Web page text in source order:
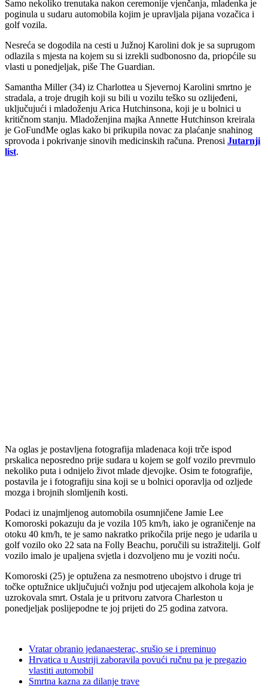
Samo nekoliko trenutaka nakon ceremonije vjenčanja, mladenka je
poginula u sudaru automobila kojim je upravljala pijana vozačica i
golf vozila.
Nesreća se dogodila na cesti u Južnoj Karolini dok je sa suprugom
odlazila s mjesta na kojem su si izrekli sudbonosno da, priopćile su
vlasti u ponedjeljak, piše The Guardian.
Samantha Miller (34) iz Charlottea u Sjevernoj Karolini smrtno je
stradala, a troje drugih koji su bili u vozilu teško su ozlijeđeni,
uključujući i mladoženju Arica Hutchinsona, koji je u bolnici u
kritičnom stanju. Mladoženjina majka Annette Hutchinson kreirala
je GoFundMe oglas kako bi prikupila novac za plaćanje snahinog
sprovoda i pokrivanje sinovih medicinskih računa. Prenosi Jutarnji
list.
Na oglas je postavljena fotografija mladenaca koji trče ispod
prskalica neposredno prije sudara u kojem se golf vozilo prevrnulo
nekoliko puta i odnijelo život mlade djevojke. Osim te fotografije,
postavila je i fotografiju sina koji se u bolnici oporavlja od ozljede
mozga i brojnih slomljenih kosti.
Podaci iz unajmljenog automobila osumnjičene Jamie Lee
Komoroski pokazuju da je vozila 105 km/h, iako je ograničenje na
otoku 40 km/h, te je samo nakratko prikočila prije nego je udarila u
golf vozilo oko 22 sata na Folly Beachu, poručili su istražitelji. Golf
vozilo imalo je upaljena svjetla i dozvoljeno mu je voziti noću.
Komoroski (25) je optužena za nesmotreno ubojstvo i druge tri
točke optužnice uključujući vožnju pod utjecajem alkohola koja je
uzrokovala smrt. Ostala je u pritvoru zatvora Charleston u
ponedjeljak poslijepodne te joj prijeti do 25 godina zatvora.
Vratar obranio jedanaesterac, srušio se i preminuo
Hrvatica u Austriji zaboravila povući ručnu pa je pregazio
vlastiti automobil
Smrtna kazna za dilanje trave